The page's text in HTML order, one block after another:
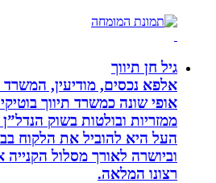
גיל חן תיווך
אלפא נכסים, מודיעין, המשרד
אופי שונה כמשרד תיווך בוטיקי
ממזריות ובולטות בשוק הנדל”ן
העל היא להוביל את הלקוח
וביושרה לאורך מסלול הקנייה או
רצונו המלאה.